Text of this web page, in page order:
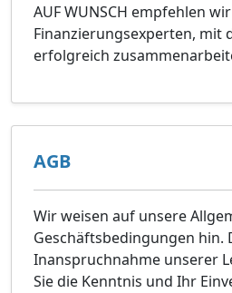
AUF WUNSCH empfehlen
Finanzierungsexperten, mit
erfolgreich
AGB
Wir weisen auf unsere
Geschäftsbedingungen hin.
Inanspruchnahme unserer
Sie die Kenntnis und Ihr